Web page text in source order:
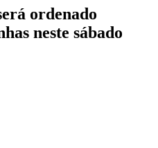
ordenado
neste sábado